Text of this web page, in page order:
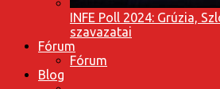
INFE Poll 2024: Grúzia,
szavazatai
Fórum
Fórum
Blog